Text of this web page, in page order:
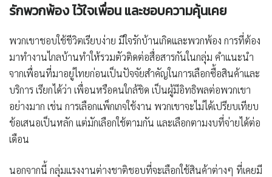
รักพวกพ้อง ไว้ใจเพื่อน และชอบความคุ้นเคย
พวกเขาชอบใช้ชีวิตเรียบง่าย มีใจรักบ้านเกิดและพวกพ้อง การที่ต้อง
มาทำงานไกลบ้านทำให้รวมตัวติดต่อสื่อสารกันในกลุ่ม คำแนะนำ
จากเพื่อนที่มาอยู่ไทยก่อนเป็นปัจจัยสำคัญในการเลือกซื้อสินค้าและ
บริการ เรียกได้ว่า เพื่อนหรือคนใกล้ชิด เป็นผู้มีอิทธิพลต่อพวกเขา
อย่างมาก เช่น การเลือกแพ็กเกจใช้งาน พวกเขาจะไม่ได้เปรียบเทียบ
ข้อเสนอเป็นหลัก แต่มักเลือกใช้ตามกัน และเลือกตามงบที่จ่ายได้ต่อ
เดือน
นอกจากนี้ กลุ่มแรงงานต่างชาติชอบที่จะเลือกใช้สินค้าต่างๆ ที่เคยมี